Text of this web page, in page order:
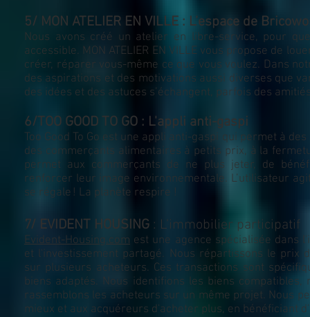
5/ MON ATELIER EN VILLE : L’espace de
Nous avons créé un atelier en libre-service, pour
accessible. MON ATELIER EN VILLE vous propose de
créer, réparer vous-même ce que vous voulez. Dans
des aspirations et des motivations aussi diverses que
des idées et des astuces s’échangent, parfois des
6/TOO GOOD TO GO : L'appli anti-gaspi
Too Good To Go est une appli anti-gaspi qui permet à
des commerçants alimentaires à petits prix, à la
permet aux commerçants de ne plus jeter, de
renforcer leur image environnementale. L’utilisateur
se régale ! La planète respire !
7/ EVIDENT HOUSING : L’immobilier participatif
Evident-Housing.com est une agence spécialisée dans
et l'investissement partagé. Nous répartissons le prix
sur plusieurs acheteurs. Ces transactions sont
biens adaptés. Nous identifions les biens
rassemblons les acheteurs sur un même projet. Nous
mieux et aux acquéreurs d'acheter plus, en bénéficiant